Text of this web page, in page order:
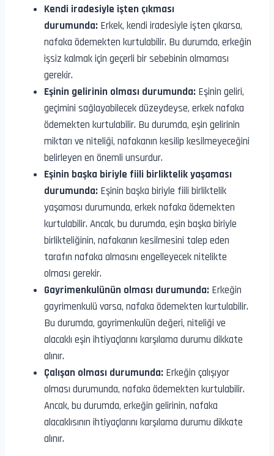
Kendi iradesiyle işten çıkması
durumunda: Erkek, kendi iradesiyle işten çıkarsa,
nafaka ödemekten kurtulabilir. Bu durumda, erkeğin
işsiz kalmak için geçerli bir sebebinin olmaması
gerekir.
Eşinin gelirinin olması durumunda: Eşinin geliri,
geçimini sağlayabilecek düzeydeyse, erkek nafaka
ödemekten kurtulabilir. Bu durumda, eşin gelirinin
miktarı ve niteliği, nafakanın kesilip kesilmeyeceğini
belirleyen en önemli unsurdur.
Eşinin başka biriyle fiili birliktelik yaşaması
durumunda: Eşinin başka biriyle fiili birliktelik
yaşaması durumunda, erkek nafaka ödemekten
kurtulabilir. Ancak, bu durumda, eşin başka biriyle
birlikteliğinin, nafakanın kesilmesini talep eden
tarafın nafaka almasını engelleyecek nitelikte
olması gerekir.
Gayrimenkulünün olması durumunda: Erkeğin
gayrimenkulü varsa, nafaka ödemekten kurtulabilir.
Bu durumda, gayrimenkulün değeri, niteliği ve
alacaklı eşin ihtiyaçlarını karşılama durumu dikkate
alınır.
Çalışan olması durumunda: Erkeğin çalışıyor
olması durumunda, nafaka ödemekten kurtulabilir.
Ancak, bu durumda, erkeğin gelirinin, nafaka
alacaklısının ihtiyaçlarını karşılama durumu dikkate
alınır.